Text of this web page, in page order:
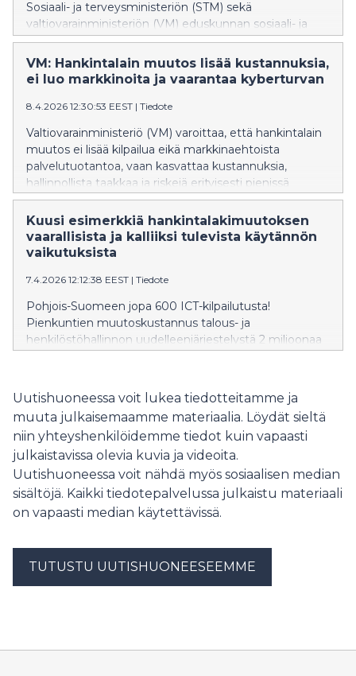
Sosiaali- ja terveysministeriön (STM) sekä
valtiovarainministeriön (VM) eduskunnan sosiaali- ja
terveysvaliokunnalle antamat lausunnot antavat
poikkeuksellisen kriittisen ja yksityiskohtaisen arvion
käsittelyssä olevasta hankintalakiesityksestä. Silti muun
muassa eduskunnan Sosiaali- ja
terveysvaliokunta sivuuttaa ministeriöiden esiin
toimintaan, kyberturvallisuuteen sekä julkisen talouden
kestävyyteen liittyvät merkittävät riskit.
VM: Hankintalain muutos lisää kustannuksia,
ei luo markkinoita ja vaarantaa kyberturvan
8.4.2026 12:30:53 EEST | Tiedote
Valtiovarainministeriö (VM) varoittaa, että hankintalain
muutos ei lisää kilpailua eikä markkinaehtoista
palvelutuotantoa, vaan kasvattaa kustannuksia,
hallinnollista taakkaa ja riskejä erityisesti pienissä
kunnissa. VM on erityisen huolissaan lakimuutoksen
aiheuttamasta kyberturvavaarasta ja kansallisen
tietoteknologisen suvereniteetin vaarantumisesta.
Ministeriö esittää näkemyksensä eduskunnan
harvinaisen suorasanaisessa lausunnossaan.
Kuusi esimerkkiä hankintalakimuutoksen
vaarallisista ja kalliiksi tulevista käytännön
vaikutuksista
7.4.2026 12:12:38 EEST | Tiedote
Pohjois-Suomeen jopa 600 ICT-kilpailutusta!
Pienkuntien muutoskustannus talous- ja
henkilöstöhallinnon uudelleenjärjestelystä 2 miljoonaa
vaarantuu, jos laki estää inhouse-yhtiön kriittisten
palveluiden runkoverkon käytön! Tekstiilipesu keskittyy
jatkossa yhdelle yritykselle! Pohjois-Karjalan ja Pohjois-
Pohjanmaan kunnat vaille yhteistä ruokapalvelua! Siinä
kuusi konkreettista esimerkkiä suunnitellun
hankintalain vaikutuksista joka puolella Suomea.
Uutishuoneessa voit lukea tiedotteitamme ja
muuta julkaisemaamme materiaalia. Löydät sieltä
niin yhteyshenkilöidemme tiedot kuin vapaasti
julkaistavissa olevia kuvia ja videoita.
Uutishuoneessa voit nähdä myös sosiaalisen median
sisältöjä. Kaikki tiedotepalvelussa julkaistu materiaali
on vapaasti median käytettävissä.
TUTUSTU UUTISHUONEESEEMME